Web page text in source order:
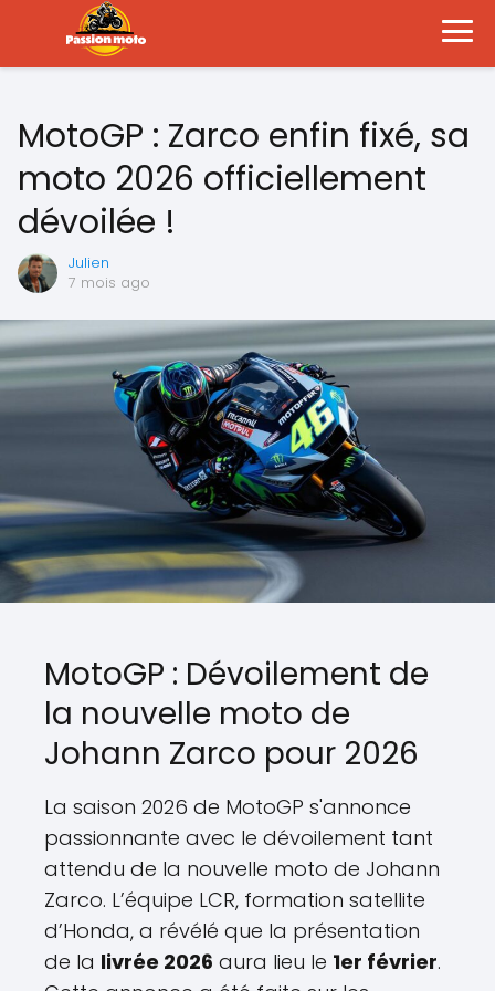
MotoGP : Zarco enfin fixé, sa
moto 2026 officiellement
dévoilée !
Julien
7 mois ago
MotoGP : Dévoilement de
la nouvelle moto de
Johann Zarco pour 2026
La saison 2026 de MotoGP s'annonce
passionnante avec le dévoilement tant
attendu de la nouvelle moto de Johann
Zarco. L’équipe LCR, formation satellite
d’Honda, a révélé que la présentation
de la livrée 2026 aura lieu le 1er février.